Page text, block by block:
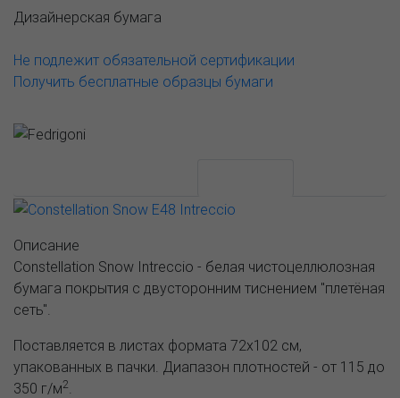
Дизайнерская бумага
Не подлежит обязательной сертификации
Получить бесплатные образцы бумаги
Описание
Constellation Snow Intreccio - белая чистоцеллюлозная
бумага покрытия с двусторонним тиснением "плетёная
сеть".
Поставляется в листах формата 72х102 см,
упакованных в пачки. Диапазон плотностей - от 115 до
350 г/м2